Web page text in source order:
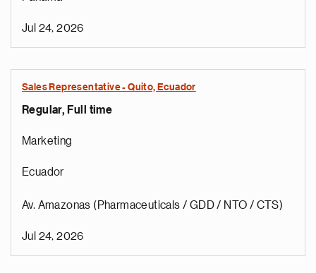
Jul 24, 2026
Sales Representative - Quito, Ecuador
Regular, Full time
Marketing
Ecuador
Av. Amazonas (Pharmaceuticals / GDD / NTO / CTS)
Jul 24, 2026